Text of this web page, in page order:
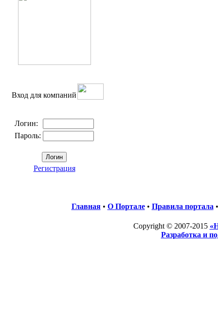
Вход для компаний
Логин:
Пароль:
Регистрация
Главная• О Портале• Правила портала
Copyright © 2007-2015
Разработка и